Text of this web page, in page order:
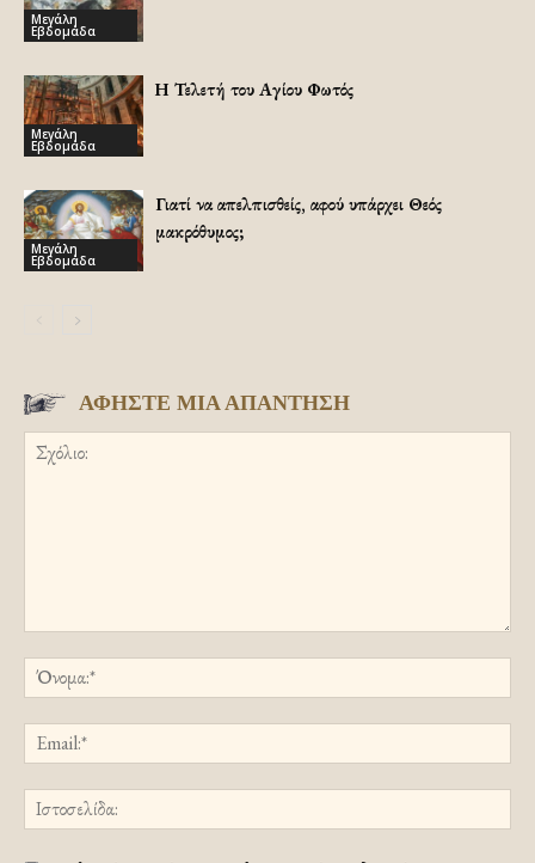
Μεγάλη
Εβδομάδα
Μεγάλη
Εβδομάδα
Η Τελετή του Αγίου Φωτός
Μεγάλη
Εβδομάδα
Γιατί να απελπισθείς, αφού υπάρχει Θεός
μακρόθυμος;
ΑΦΗΣΤΕ ΜΙΑ ΑΠΑΝΤΗΣΗ